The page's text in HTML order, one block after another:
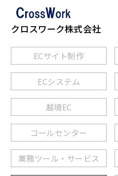
クロスワーク株式会社
ECサイト制作
ECシステム
越境EC
コールセンター
業務ツール・サービス